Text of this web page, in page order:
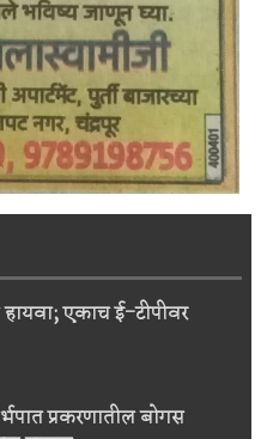
एकाच ई-टीपीवर
प्रकरणातील बोगस